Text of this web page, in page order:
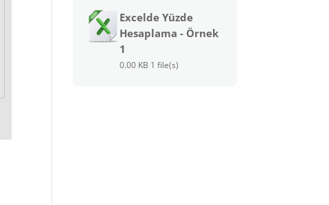
Excelde Yüzde
Hesaplama - Örnek
1
0.00 KB 1 file(s)